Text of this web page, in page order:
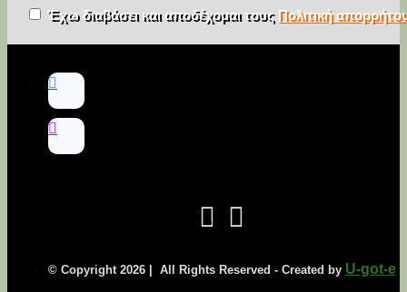
Έχω διαβάσει και αποδέχομαι τους Πολιτική
© Copyright 2026 | All Rights Reserved - Created by U-got-e